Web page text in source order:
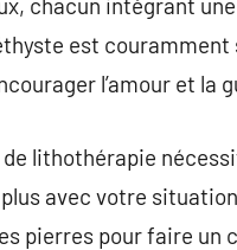
est
l’amour et la
lithothérapie
avec votre
pierres pour faire un